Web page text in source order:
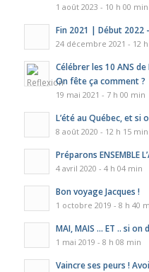
1 août 2023 - 10 h 00 min
Fin 2021 | Début 2022
24 décembre 2021 - 12
Célébrer les 10 ANS
On fête ça comment ?
19 mai 2021 - 7 h 00 min
L’été au Québec, et si
8 août 2020 - 12 h 15 min
Préparons ENSEMBLE
4 avril 2020 - 4 h 04 min
Bon voyage Jacques !
1 octobre 2019 - 8 h 40
MAI, MAIS … ET .. si on
1 mai 2019 - 8 h 08 min
Vaincre ses peurs !